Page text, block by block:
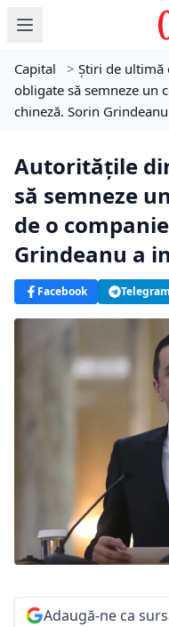
Capital > Știri de ultimă
obligate să semneze un
chineză. Sorin
Autoritățile
să semneze
de o
Grindeanu a
Facebook Telegram
Adaugă-ne ca